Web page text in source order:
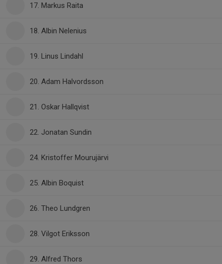
17. Markus Raita
18. Albin Nelenius
19. Linus Lindahl
20. Adam Halvordsson
21. Oskar Hallqvist
22. Jonatan Sundin
24. Kristoffer Mourujärvi
25. Albin Boquist
26. Theo Lundgren
28. Vilgot Eriksson
29. Alfred Thors